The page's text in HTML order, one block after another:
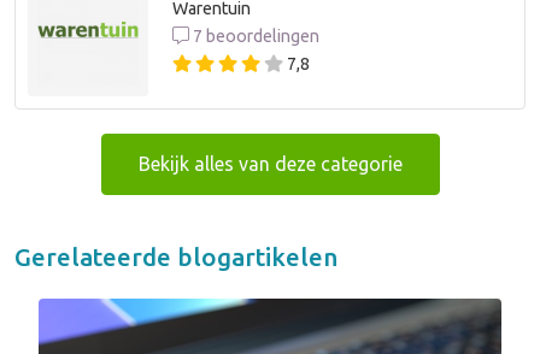
Warentuin
7 beoordelingen
7,8
Bekijk alles van deze categorie
Gerelateerde blogartikelen